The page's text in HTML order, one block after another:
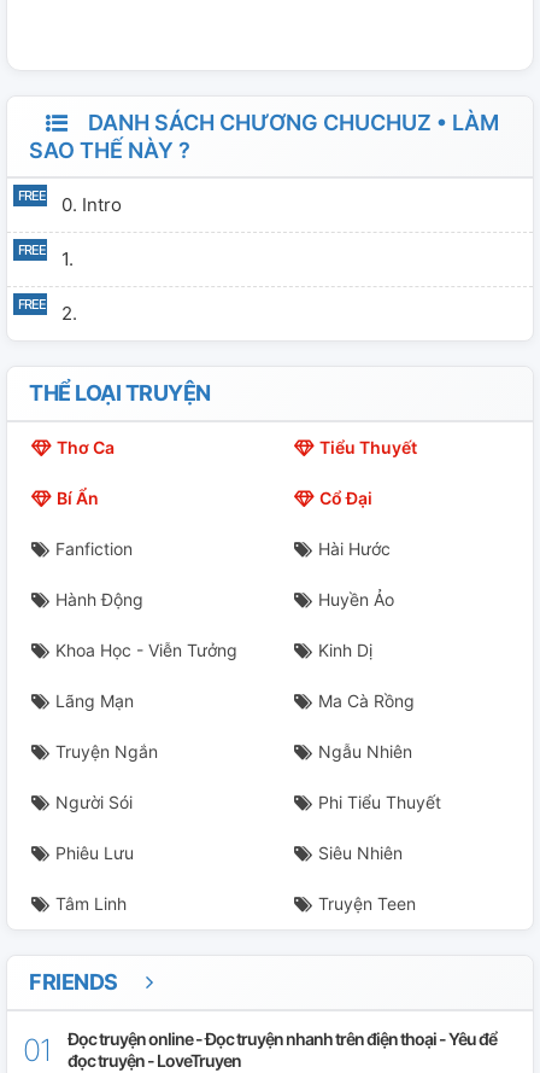
DANH SÁCH CHƯƠNG CHUCHUZ • LÀM
SAO THẾ NÀY ?
0. Intro
1.
2.
THỂ LOẠI TRUYỆN
Thơ Ca Tiểu Thuyết
Bí Ẩn Cổ Đại
Fanfiction Hài Hước
Hành Động Huyền Ảo
Khoa Học - Viễn Tưởng Kinh Dị
Lãng Mạn Ma Cà Rồng
Truyện Ngắn Ngẫu Nhiên
Người Sói Phi Tiểu Thuyết
Phiêu Lưu Siêu Nhiên
Tâm Linh Truyện Teen
FRIENDS
Đọc truyện online - Đọc truyện nhanh trên điện thoại - Yêu để
đọc truyện - LoveTruyen